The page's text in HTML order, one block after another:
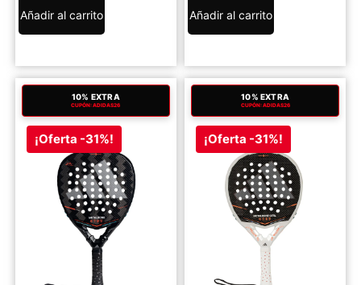
Añadir al carrito Añadir al carrito
10% EXTRA
CUPÓN: ADIDAS26
¡Oferta -31%!
10% EXTRA
CUPÓN: ADIDAS26
¡Oferta -31%!